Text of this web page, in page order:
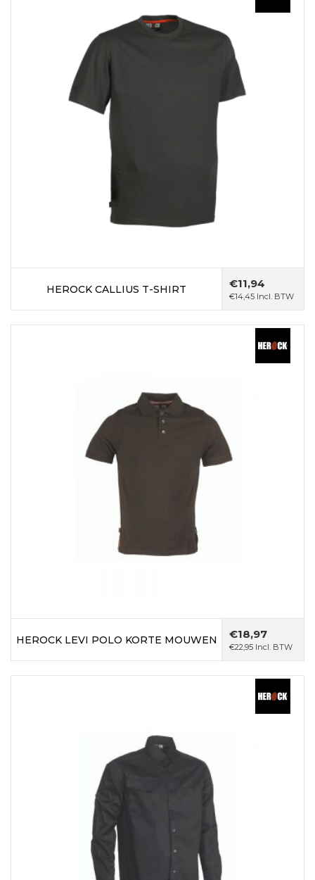
HEROCK CALLIUS T-SHIRT €11,94
€14,45 Incl. BTW
HEROCK LEVI POLO KORTE MOUWEN €18,97
€22,95 Incl. BTW